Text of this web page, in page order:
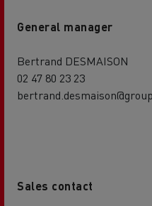
General manager
Bertrand DESMAISON
02 47 80 23 23
Sales contact